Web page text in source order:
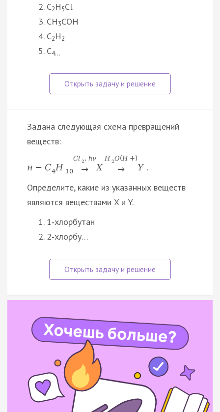
C2H5Cl
CH3COH
C2H2
C4…
Задана следующая схема превращений
веществ:
н − C4H 10
Cl 2 , hν
→ X
H 2O(H +)
→ Y .
Определите, какие из указанных веществ
являются веществами X и Y.
1‑хлорбутан
2‑хлорбу…